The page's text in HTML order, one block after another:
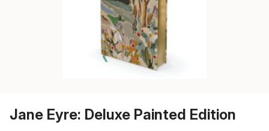
Jane Eyre: Deluxe Painted Edition